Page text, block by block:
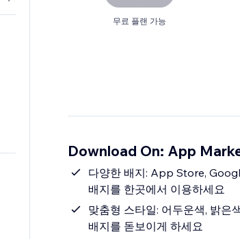
무료 플랜 가능
Download On: App
다양한 배지: App Store,
배지를 한곳에서 이용하세요
맞춤형 스타일: 어두운색, 밝은
배지를 돋보이게 하세요